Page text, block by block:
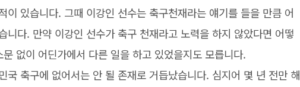
이 있습니다. 그때 이강인 선수는 축구천재라는 얘기를 들을 만큼 어
니다. 만약 이강인 선수가 축구 천재라고 노력을 하지 않았다면 어떻
없이 어딘가에서 다른 일을 하고 있었을지도 모릅니다.
국 축구에 없어서는 안 될 존재로 거듭났습니다. 심지어 몇 년 전만 해